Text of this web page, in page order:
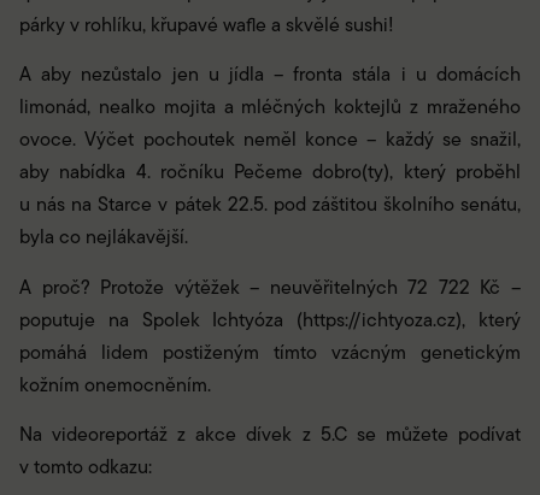
párky v rohlíku, křupavé wafle a skvělé sushi!
A aby nezůstalo jen u jídla – fronta stála i u domácích
limonád, nealko mojita a mléčných koktejlů z mraženého
ovoce. Výčet pochoutek neměl konce – každý se snažil,
aby nabídka 4. ročníku Pečeme dobro(ty), který proběhl
u nás na Starce v pátek 22.5. pod záštitou školního senátu,
byla co nejlákavější.
A proč? Protože výtěžek – neuvěřitelných 72 722 Kč –
poputuje na Spolek Ichtyóza (https://ichtyoza.cz), který
pomáhá lidem postiženým tímto vzácným genetickým
kožním onemocněním.
Na videoreportáž z akce dívek z 5.C se můžete podívat
v tomto odkazu: